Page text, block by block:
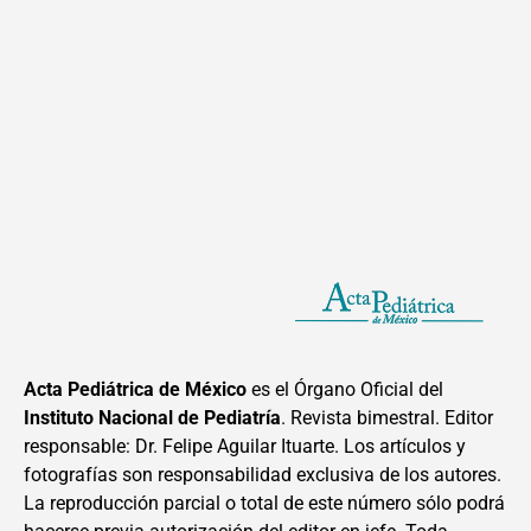
Acta Pediátrica de México es el Órgano Oficial del
Instituto Nacional de Pediatría. Revista bimestral. Editor
responsable: Dr. Felipe Aguilar Ituarte. Los artículos y
fotografías son responsabilidad exclusiva de los autores.
La reproducción parcial o total de este número sólo podrá